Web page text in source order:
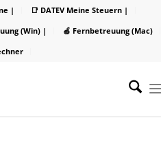
|
📑 DATEV Meine Steuern |
(Win) |
🍏 Fernbetreuung (Mac)